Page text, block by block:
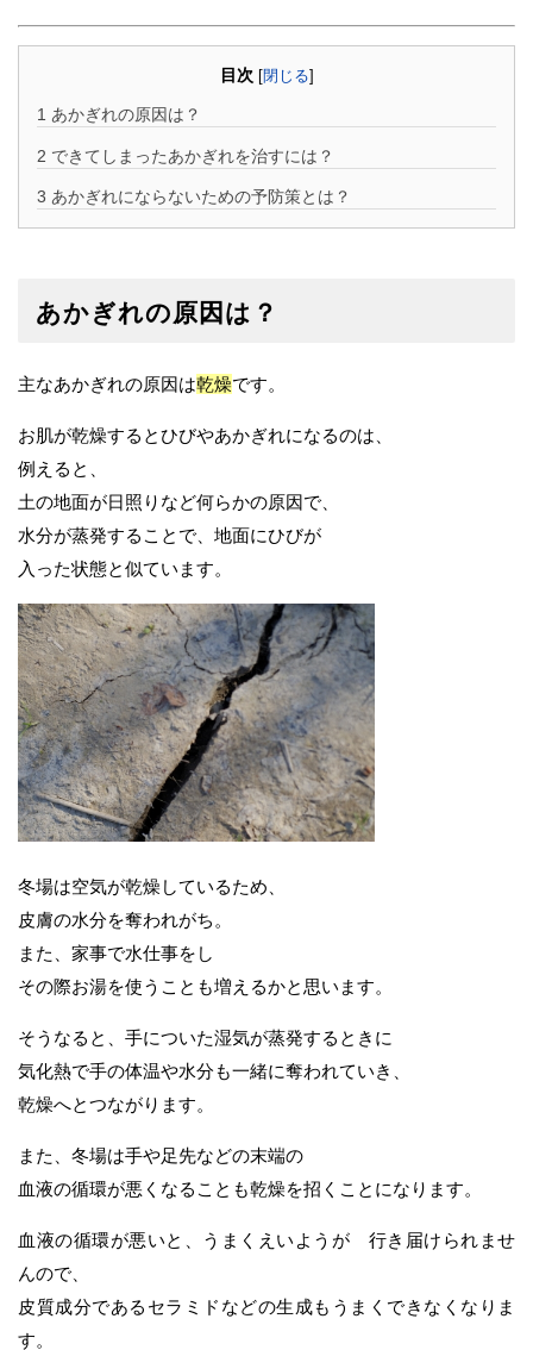
目次 [閉じる]
1 あかぎれの原因は？
2 できてしまったあかぎれを治すには？
3 あかぎれにならないための予防策とは？
あかぎれの原因は？
主なあかぎれの原因は乾燥です。
お肌が乾燥するとひびやあかぎれになるのは、
例えると、
土の地面が日照りなど何らかの原因で、
水分が蒸発することで、地面にひびが
入った状態と似ています。
冬場は空気が乾燥しているため、
皮膚の水分を奪われがち。
また、家事で水仕事をし
その際お湯を使うことも増えるかと思います。
そうなると、手についた湿気が蒸発するときに
気化熱で手の体温や水分も一緒に奪われていき、
乾燥へとつながります。
また、冬場は手や足先などの末端の
血液の循環が悪くなることも乾燥を招くことになります。
血液の循環が悪いと、うまくえいようが 行き届けられませ
んので、
皮質成分であるセラミドなどの生成もうまくできなくなりま
す。